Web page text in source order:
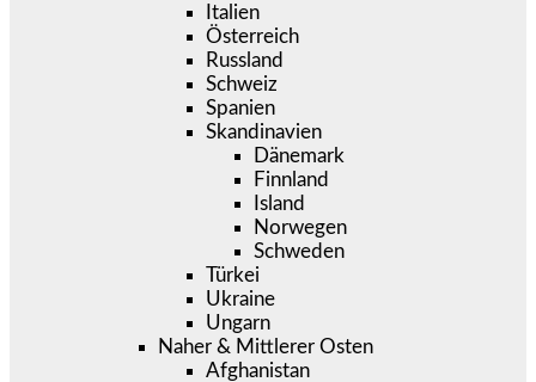
Italien
Österreich
Russland
Schweiz
Spanien
Skandinavien
Dänemark
Finnland
Island
Norwegen
Schweden
Türkei
Ukraine
Ungarn
Naher & Mittlerer Osten
Afghanistan